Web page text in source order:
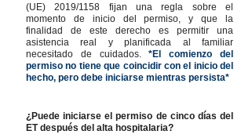
(UE) 2019/1158 fijan una regla sobre el
momento de inicio del permiso, y que la
finalidad de este derecho es permitir una
asistencia real y planificada al familiar
necesitado de cuidados.*El comienzo del
permiso no tiene que coincidir con el inicio del
hecho, pero debe iniciarse mientras persista*
¿Puede iniciarse el permiso de cinco días del
ET después del alta hospitalaria?